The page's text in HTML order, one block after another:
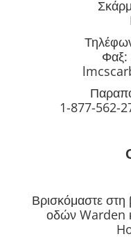
Φαξ:
1-877-
Βρισκόμαστε στη
οδών Warden